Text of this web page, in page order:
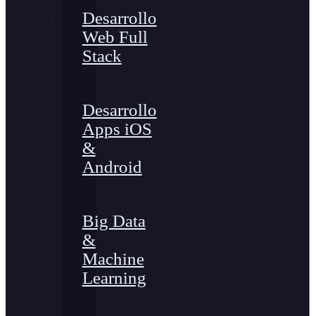
Desarrollo
Web Full
Stack
Desarrollo
Apps iOS
&
Android
Big Data
&
Machine
Learning